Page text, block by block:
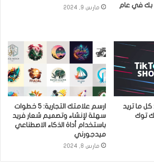
بك في عام
مارس 9, 2024
ما تريد
توك
ارسم علامتك التجارية: 5 خطوات
سهلة لإنشاء وتصميم شعار فريد
باستخدام أداة الذكاء الاصطناعي
ميدجورني
مارس 8, 2024